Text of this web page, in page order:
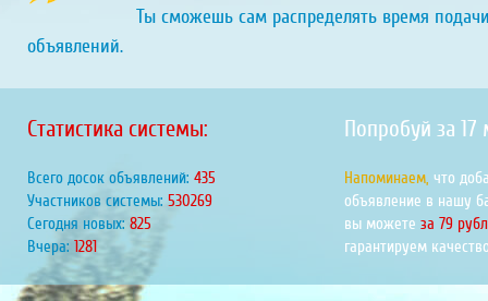
Ты сможешь сам распределять время
объявлений.
Статистика системы:
Всего досок объявлений: 468
Участников системы: 570375
Сегодня новых: 888
Вчера: 1378
Попробуй за 17
Напоминаем, что
объявление в нашу
вы можете за 79
гарантируем